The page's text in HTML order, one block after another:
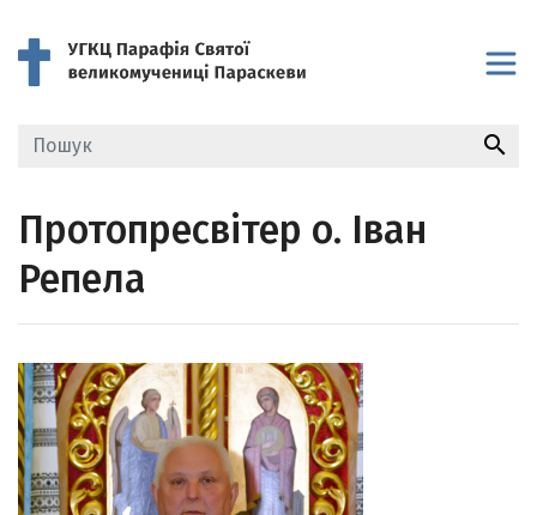
search
Протопресвітер о. Іван
Репела